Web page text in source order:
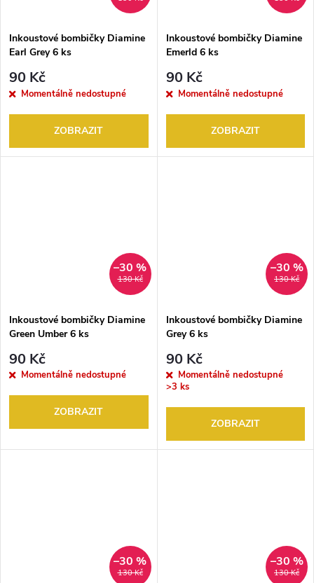
Inkoustové bombičky Diamine
Earl Grey 6 ks
90 Kč
Momentálně nedostupné
ZOBRAZIT
Inkoustové bombičky Diamine
Emerld 6 ks
90 Kč
Momentálně nedostupné
ZOBRAZIT
130 Kč
–30 %
Inkoustové bombičky Diamine
Green Umber 6 ks
90 Kč
Momentálně nedostupné
ZOBRAZIT
130 Kč
–30 %
Inkoustové bombičky Diamine
Grey 6 ks
90 Kč
Momentálně nedostupné
>3 ks
ZOBRAZIT
130 Kč
–30 %
130 Kč
–30 %